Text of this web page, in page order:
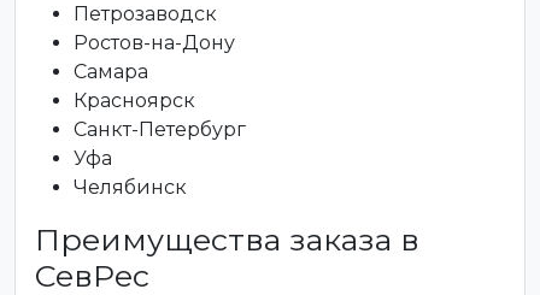
Петрозаводск
Ростов-на-Дону
Самара
Красноярск
Санкт-Петербург
Уфа
Челябинск
Преимущества заказа в
СевРес